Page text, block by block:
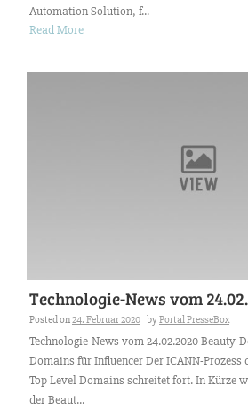
Automation Solution, f...
Read More
Technologie-News vom
Posted on24. Februar 2020 byPortal PresseBox
Technologie-News vom 24.02.2020 Beauty-
Domains für Influencer Der ICANN-Prozess
Top Level Domains schreitet fort. In Kürze
der Beaut...